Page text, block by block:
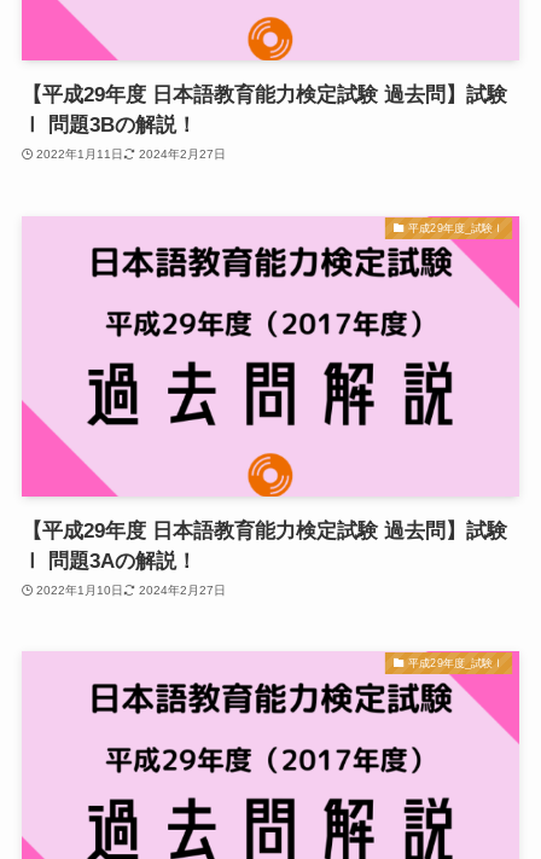
【平成29年度 日本語教育能力検定試験 過去問】試験
Ⅰ 問題3Bの解説！
2022年1月11日 2024年2月27日
平成29年度_試験Ⅰ
【平成29年度 日本語教育能力検定試験 過去問】試験
Ⅰ 問題3Aの解説！
2022年1月10日 2024年2月27日
平成29年度_試験Ⅰ